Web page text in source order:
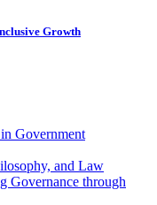
Growth
Government
and Law
Governance through